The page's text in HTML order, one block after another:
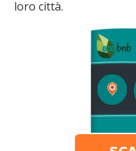
loro città.